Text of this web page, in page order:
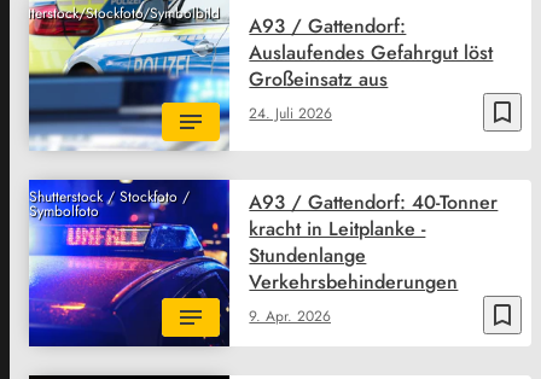
Shutterstock/Stockfoto/Symbolbild
bookmark_border
24. Juli 2026
A93 / Gattendorf:
Auslaufendes Gefahrgut löst
Großeinsatz aus
Shutterstock / Stockfoto /
Symbolfoto
bookmark_border
9. Apr. 2026
A93 / Gattendorf: 40-Tonner
kracht in Leitplanke -
Stundenlange
Verkehrsbehinderungen